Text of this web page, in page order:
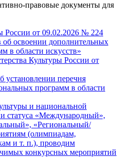
правовые документы для
России от 09.02.2026 № 224
об освоении дополнительных
в области искусств»
Культуры России от
перечня
программ в области
и национальной
статуса «Международный»,
«Региональный/
(олимпиадам,
и т. п.), проводим
конкурсных мероприятий